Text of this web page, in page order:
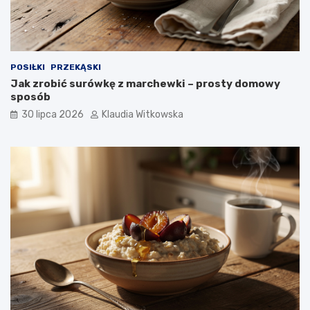
u
POSIŁKI PRZEKĄSKI
Jak zrobić surówkę z marchewki – prosty domowy
sposób
30 lipca 2026 Klaudia Witkowska